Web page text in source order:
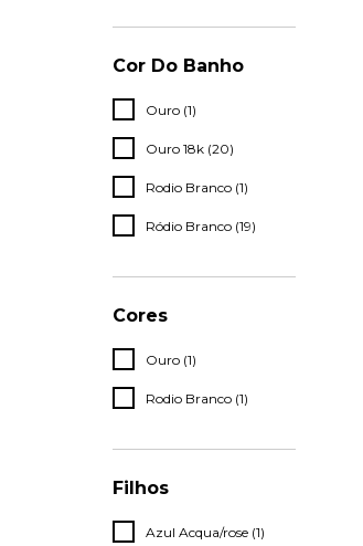
Cor Do Banho
Ouro (1)
Ouro 18k (20)
Rodio Branco (1)
Ródio Branco (19)
Cores
Ouro (1)
Rodio Branco (1)
Filhos
Azul Acqua/rose (1)